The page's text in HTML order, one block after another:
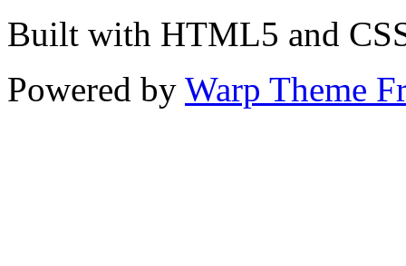
Built with HTML5 and
Powered by Warp Theme